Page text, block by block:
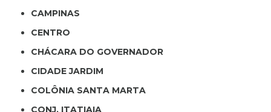
CAMPINAS
CENTRO
CHÁCARA DO GOVERNADOR
CIDADE JARDIM
COLÔNIA SANTA MARTA
CONJ. ITATIAIA